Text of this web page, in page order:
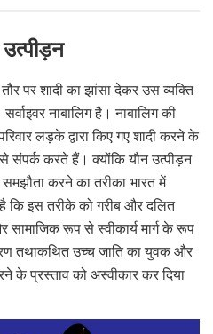
पर शादी का झांसा देकर उस व्यक्ति
नाबालिग है। नाबालिग की
लड़के द्वारा किए गए शादी करने के
संपर्क करते हैं। क्योंकि यौन उत्पीड़न
करने का तरीका भारत में
कि इस तरीके को गरीब और दलित
सामाजिक रूप से स्वीकार्य मार्ग के रूप
तथाकथित उच्च जाति का युवक और
के प्रस्ताव को अस्वीकार कर दिया